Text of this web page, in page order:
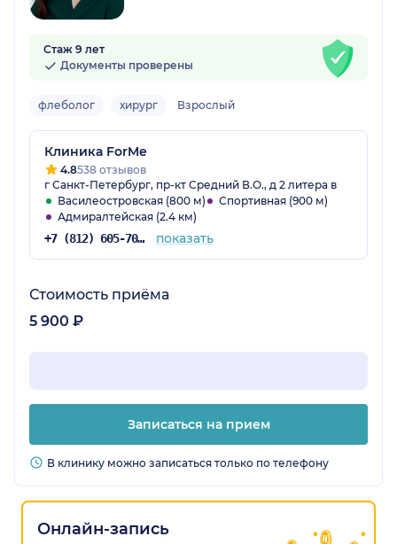
Стаж 9 лет
Документы проверены
флеболог хирург Взрослый
Клиника ForMe
4.8538 отзывов
г Санкт-Петербург, пр-кт Средний В.О., д 2 литера в
Василеостровская (800 м)
Спортивная (900 м)
Адмиралтейская (2.4 км)
+7 (812) 605-70-02 показать
Стоимость приёма
5 900 ₽
Записаться на прием
В клинику можно записаться только по телефону
Онлайн-запись